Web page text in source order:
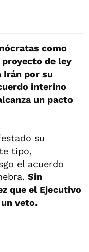
como
de ley
Irán por su
interino
un pacto
su
tipo,
el acuerdo
Sin
que el Ejecutivo
veto.